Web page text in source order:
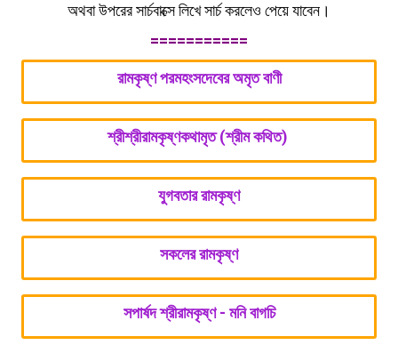
অথবা উপরের সার্চবাক্সে লিখে সার্চ করলেও পেয়ে যাবেন।
===========
রামকৃষ্ণ পরমহংসদেবের অমৃত বাণী
শ্রীশ্রীরামকৃষ্ণকথামৃত (শ্রীম কথিত)
যুগবতার রামকৃষ্ণ
সকলের রামকৃষ্ণ
সপার্ষদ শ্রীরামকৃষ্ণ - মনি বাগচি